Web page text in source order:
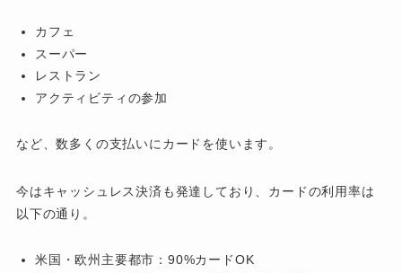
カフェ
スーパー
レストラン
アクティビティの参加
など、数多くの支払いにカードを使います。
今はキャッシュレス決済も発達しており、カードの利用率は
以下の通り。
米国・欧州主要都市：90%カードOK